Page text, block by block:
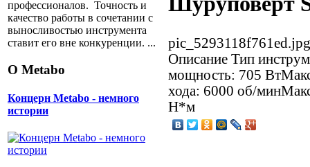
профессионалов. Точность и
качество работы в сочетании с
выносливостью инструмента
ставит его вне конкуренции. ...
О Metabo
Концерн Metabo - немного
истории
pic_5293118f761ed.jpg
Описание Тип
мощность: 705
хода: 6000 об/
Н*м